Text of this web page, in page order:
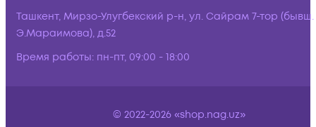
Ташкент, Мирзо-Улугбекский р-н, ул. Сайрам 7-тор (бывш.
Э.Мараимова), д.52
Время работы: пн-пт, 09:00 - 18:00
© 2022-2026 «shop.nag.uz»